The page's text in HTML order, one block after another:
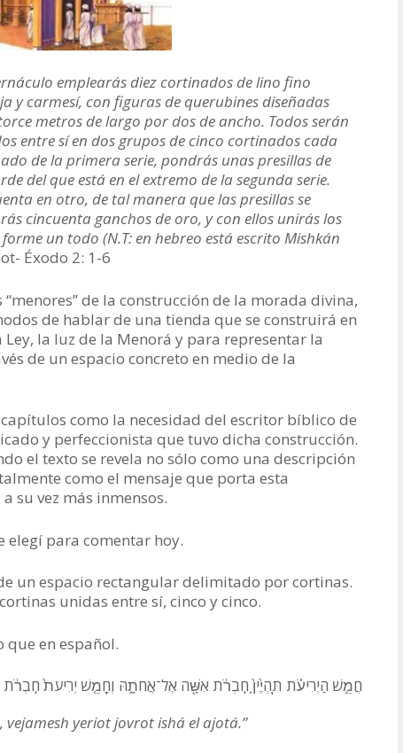
emplearás diez cortinados de lino fino
carmesí, con figuras de querubines diseñadas
metros de largo por dos de ancho. Todos serán
entre sí en dos grupos de cinco cortinados cada
de la primera serie, pondrás unas presillas de
del que está en el extremo de la segunda serie.
en otro, de tal manera que las presillas se
cincuenta ganchos de oro, y con ellos unirás los
un todo (N.T: en hebreo está escrito Mishkán
Éxodo 2: 1-6
de la construcción de la morada divina,
de hablar de una tienda que se construirá en
la luz de la Menorá y para representar la
de un espacio concreto en medio de la
como la necesidad del escritor bíblico de
y perfeccionista que tuvo dicha construcción.
el texto se revela no sólo como una descripción
como el mensaje que porta esta
su vez más inmensos.
elegí para comentar hoy.
un espacio rectangular delimitado por cortinas.
unidas entre sí, cinco y cinco.
que en español.
חֲמֵ֣שׁ הַיְרִיעֹ֗ת תִּֽהְיֶ֙יןָ֙ חֹֽבְרֹ֔ת אִשָּׁ֖ה אֶל־אֲחֹתָ֑הּ וְחָמֵ֤שׁ יְרִיעֹת֙
yeriot jovrot ishá el ajotá.”